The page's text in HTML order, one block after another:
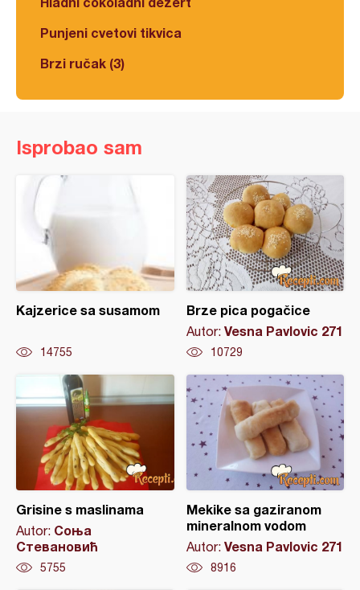
Punjeni cvetovi tikvica
Brzi ručak (3)
Isprobao sam
Kajzerice sa susamom
14755
Brze pica pogačice
Autor: Vesna Pavlovic 271
10729
Grisine s maslinama
Autor: Соња
Стевановић
5755
Mekike sa gaziranom
mineralnom vodom
Autor: Vesna Pavlovic 271
8916